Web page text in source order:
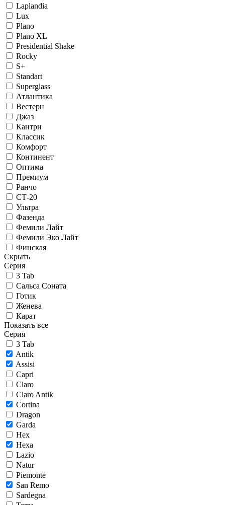
Laplandia
Lux
Plano
Plano XL
Presidential Shake
Rocky
S+
Standart
Superglass
Атлантика
Вестерн
Джаз
Кантри
Классик
Комфорт
Континент
Оптима
Премиум
Ранчо
СТ-20
Ультра
Фазенда
Фемили Лайт
Фемили Эко Лайт
Финская
Скрыть
Серия
3 Tab
Сальса Соната
Готик
Женева
Карат
Показать все
Серия
3 Tab
Antik
Assisi
Capri
Claro
Claro Antik
Cortina
Dragon
Garda
Hex
Hexa
Lazio
Natur
Piemonte
San Remo
Sardegna